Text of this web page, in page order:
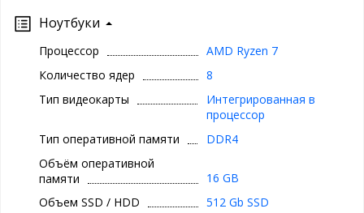
Ноутбуки
Процессор
AMD Ryzen 7
Количество ядер
8
Тип видеокарты
Интегрированная в
процессор
Тип оперативной памяти
DDR4
Объём оперативной
памяти
16 GB
Объем SSD / HDD
512 Gb SSD